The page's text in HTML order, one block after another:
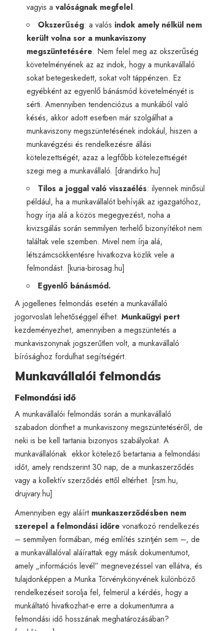
vagyis a valóságnak megfelel.
Okszerűség: a valós indok amely nélkül nem
került volna sor a munkaviszony
megszüntetésére. Nem felel meg az okszerűség
követelményének az az indok, hogy a munkavállaló
sokat betegeskedett, sokat volt táppénzen. Ez
egyébként az egyenlő bánásmód követelményét is
sérti. Amennyiben tendenciózus a munkából való
késés, akkor adott esetben már szolgálhat a
munkaviszony megszüntetésének indokául, hiszen a
munkavégzési és rendelkezésre állási
kötelezettségét, azaz a legfőbb kötelezettségét
szegi meg a munkavállaló. [drandirko.hu]
Tilos a joggal való visszaélés: ilyennek minősül
például, ha a munkavállalót behívják az igazgatóhoz,
hogy írja alá a közös megegyezést, noha a
kivizsgálás során semmilyen terhelő bizonyítékot nem
találtak vele szemben. Mivel nem írja alá,
létszámcsökkentésre hivatkozva közlik vele a
felmondást. [kuria-birosag.hu]
Egyenlő bánásmód.
A jogellenes felmondás esetén a munkavállaló
jogorvoslati lehetőséggel élhet. Munkaügyi pert
kezdeményezhet, amennyiben a megszüntetés a
munkaviszonynak jogszerűtlen volt, a munkavállaló
bírósághoz fordulhat segítségért.
Munkavállalói felmondás
Felmondási idő
A munkavállalói felmondás során a munkavállaló
szabadon dönthet a munkaviszony megszüntetéséről, de
neki is be kell tartania bizonyos szabályokat. A
munkavállalónak ekkor kötelező betartania a felmondási
időt, amely rendszerint 30 nap, de a munkaszerződés
vagy a kollektív szerződés ettől eltérhet. [rsm.hu,
drujvary.hu]
Amennyiben egy aláírt munkaszerződésben nem
szerepel a felmondási időre vonatkozó rendelkezés
– semmilyen formában, még említés szintjén sem –, de
a munkavállalóval aláírattak egy másik dokumentumot,
amely „információs levél” megnevezéssel van ellátva, és
tulajdonképpen a Munka Törvénykönyvének különböző
rendelkezéseit sorolja fel, felmerül a kérdés, hogy a
munkáltató hivatkozhat-e erre a dokumentumra a
felmondási idő hosszának meghatározásában?